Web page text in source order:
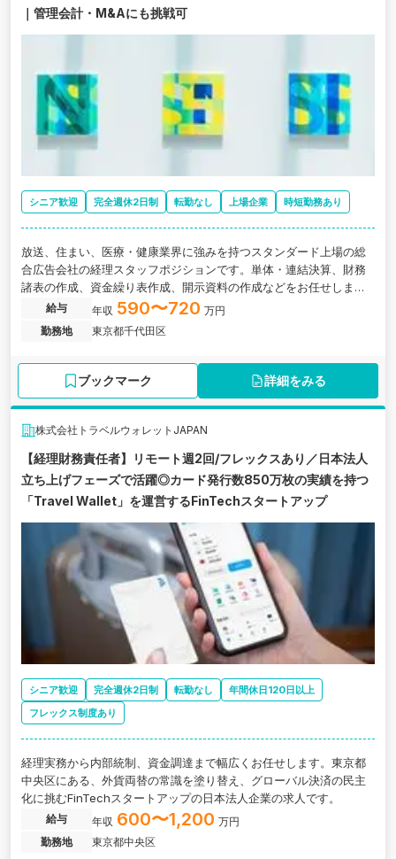
｜管理会計・M&Aにも挑戦可
シニア歓迎 完全週休2日制 転勤なし 上場企業 時短勤務あり
放送、住まい、医療・健康業界に強みを持つスタンダード上場の総
合広告会社の経理スタッフポジションです。単体・連結決算、財務
諸表の作成、資金繰り表作成、開示資料の作成などをお任せしま
給与 年収 590〜720 万円
勤務地
東京都千代田区
ブックマーク 詳細をみる
株式会社トラベルウォレットJAPAN
【経理財務責任者】リモート週2回/フレックスあり／日本法人
立ち上げフェーズで活躍◎カード発行数850万枚の実績を持つ
「Travel Wallet」を運営するFinTechスタートアップ
シニア歓迎 完全週休2日制 転勤なし
年間休日120日以上
フレックス制度あり
経理実務から内部統制、資金調達まで幅広くお任せします。東京都
中央区にある、外貨両替の常識を塗り替え、グローバル決済の民主
化に挑むFinTechスタートアップの日本法人企業の求人です。
給与 年収 600〜1,200 万円
勤務地
東京都中央区